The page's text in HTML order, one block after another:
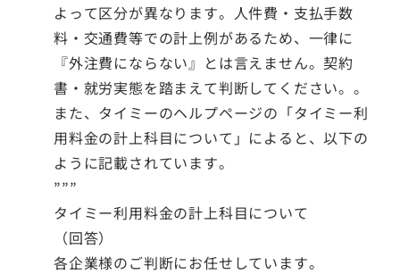
よって区分が異なります。人件費・支払手数
料・交通費等での計上例があるため、一律に
『外注費にならない』とは言えません。契約
書・就労実態を踏まえて判断してください。。
また、タイミーのヘルプページの「タイミー利
用料金の計上科目について」によると、以下の
ように記載されています。
”””
タイミー利用料金の計上科目について
（回答）
各企業様のご判断にお任せしています。